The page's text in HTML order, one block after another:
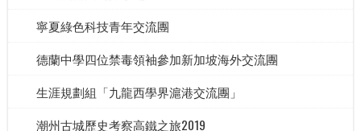
寧夏綠色科技青年交流團
德蘭中學四位禁毒領袖參加新加坡海外交流團
生涯規劃組「九龍西學界滬港交流團」
潮州古城歷史考察高鐵之旅2019